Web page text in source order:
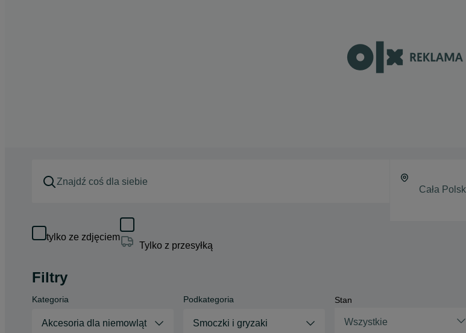
tylko ze zdjęciem
Tylko z przesyłką
Filtry
Kategoria
Akcesoria dla niemowląt
Podkategoria
Smoczki i gryzaki
Stan
Wszystkie